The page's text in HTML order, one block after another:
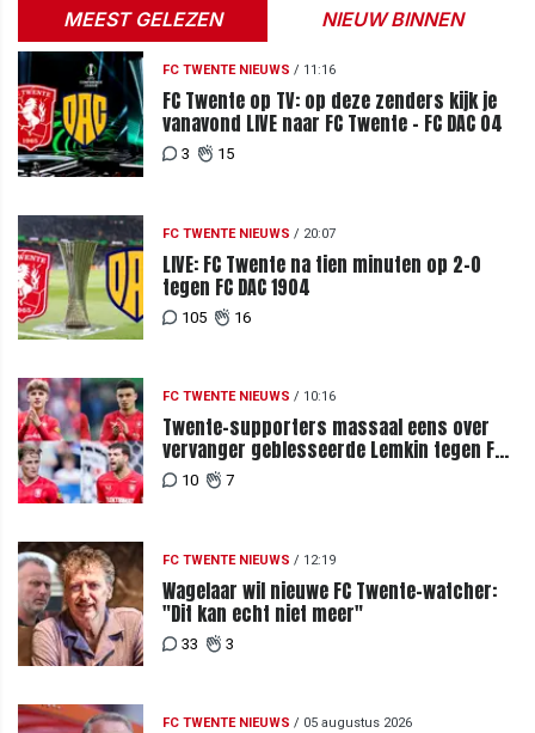
MEEST GELEZEN NIEUW BINNEN
FC TWENTE NIEUWS / 11:16
FC Twente op TV: op deze zenders kijk je
vanavond LIVE naar FC Twente - FC DAC 04
3 15
FC TWENTE NIEUWS / 20:07
LIVE: FC Twente na tien minuten op 2-0
tegen FC DAC 1904
105 16
FC TWENTE NIEUWS / 10:16
Twente-supporters massaal eens over
vervanger geblesseerde Lemkin tegen FC
DAC 04
10 7
FC TWENTE NIEUWS / 12:19
Wagelaar wil nieuwe FC Twente-watcher:
"Dit kan echt niet meer"
33 3
FC TWENTE NIEUWS / 05 augustus 2026